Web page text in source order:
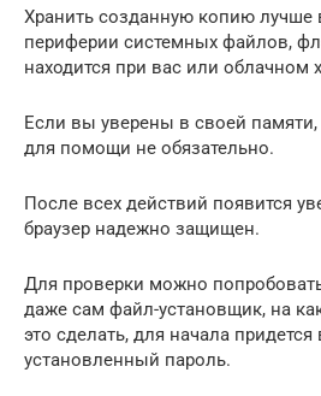
Хранить созданную копию лучше
периферии системных файлов,
находится при вас или облачном
Если вы уверены в своей памяти,
для помощи не обязательно.
После всех действий появится
браузер надежно защищен.
Для проверки можно
даже сам файл-установщик, на
это сделать, для начала придется
установленный пароль.